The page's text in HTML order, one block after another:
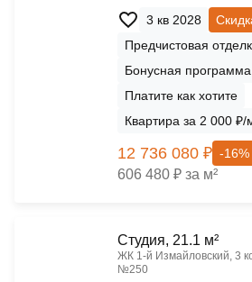
3 кв 2028
Предчистовая
Бонусная
Платите как хотите
Квартира за 2 000 ₽/
12 736 080 ₽ -16%
606 480 ₽ за м²
Cтудия, 21.1 м²
ЖК 1‑й Измайловский, 3
№250